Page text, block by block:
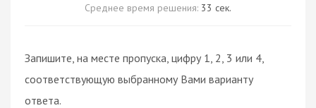
Среднее время решения: 33 сек.
Запишите, на месте пропуска, цифру 1, 2, 3 или 4,
соответствующую выбранному Вами варианту
ответа.